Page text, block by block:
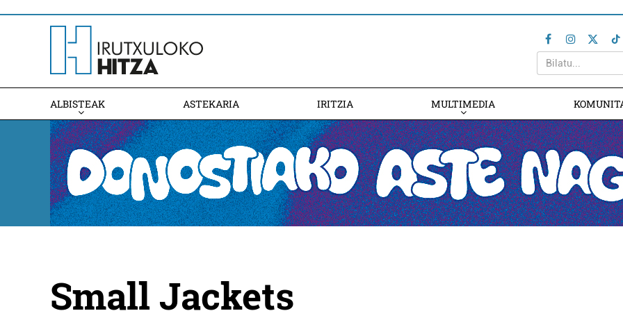
ALBISTEAK ASTEKARIA IRITZIA MULTIMEDIA
Small Jackets